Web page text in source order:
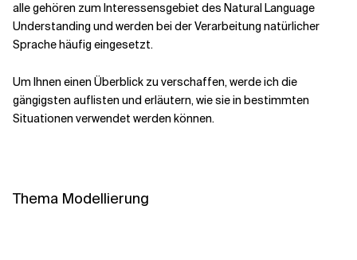
alle gehören zum Interessensgebiet des Natural Language
Understanding und werden bei der Verarbeitung natürlicher
Sprache häufig eingesetzt.
Um Ihnen einen Überblick zu verschaffen, werde ich die
gängigsten auflisten und erläutern, wie sie in bestimmten
Situationen verwendet werden können.
Thema Modellierung